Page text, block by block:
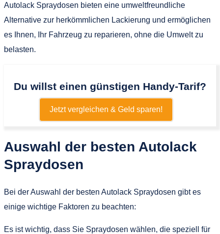
Autolack Spraydosen bieten eine umweltfreundliche
Alternative zur herkömmlichen Lackierung und ermöglichen
es Ihnen, Ihr Fahrzeug zu reparieren, ohne die Umwelt zu
belasten.
Du willst einen günstigen Handy-Tarif?
Jetzt vergleichen & Geld sparen!
Auswahl der besten Autolack
Spraydosen
Bei der Auswahl der besten Autolack Spraydosen gibt es
einige wichtige Faktoren zu beachten:
Es ist wichtig, dass Sie Spraydosen wählen, die speziell für